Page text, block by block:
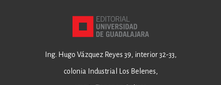
Ing. Hugo Vázquez Reyes 39, interior 32-33,
colonia Industrial Los Belenes,